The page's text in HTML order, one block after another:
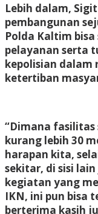
Lebih dalam,
pembangunan
Polda Kaltim
pelayanan serta
kepolisian dalam
ketertiban
“Dimana
kurang lebih 30
harapan kita,
sekitar, di sisi
kegiatan yang
IKN, ini pun bisa
berterima kasih